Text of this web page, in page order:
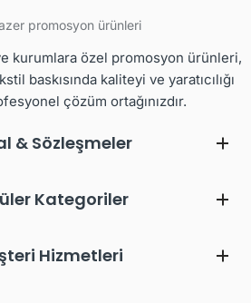
kurumlara özel promosyon ürünleri,
baskısında kaliteyi ve yaratıcılığı
çözüm ortağınızdır.
& Sözleşmeler
Kategoriler
Hizmetleri